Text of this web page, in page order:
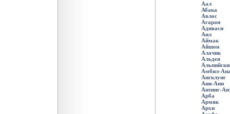
Аал
Абака
Авлос
Агаран
Адиваси
Аил
Аймак
Айшон
Алачик
Альдея
Амбил-
Ангклунг
Ани-Ани
Антинг-
Арба
Армяк
Архи